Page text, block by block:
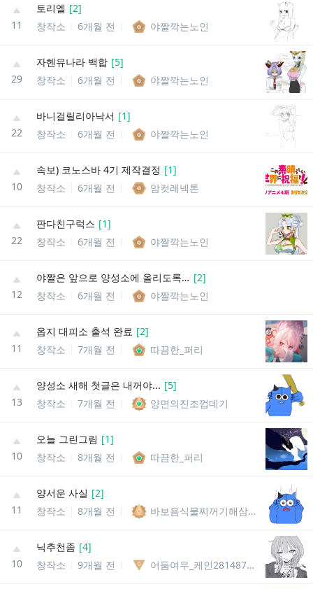
11
토리엘 [2]
창작소
6개월 전 야짤깍는노인
29
자헨유나라 백합 [5]
창작소
6개월 전 야짤깍는노인
22
바니걸릴리아낙서 [1]
창작소
6개월 전 야짤깍는노인
10
속보) 코노스바 4기 제작결정 [1]
창작소
6개월 전 암컷레넥톤
22
판다친구럭스 [1]
창작소
6개월 전 야짤깍는노인
12
야짤은 앞으로 양성소에 올리도록 하겠다ㅋㅋ [2]
창작소
6개월 전 야짤깍는노인
11
옵지 대피소 출석 완료 [2]
창작소
7개월 전 따끔한_퍼리
13
양성소 새해 첫글은 내꺼야... [5]
창작소
7개월 전 양면의진조껍데기
10
오늘 그린그림 [1]
창작소
8개월 전 따끔한_퍼리
11
양서운 사실 [2]
창작소
8개월 전 바보음식물찌꺼기해삼말미잘
10
닉추천좀 [4]
창작소
9개월 전 어둠여우_케인2814879085395